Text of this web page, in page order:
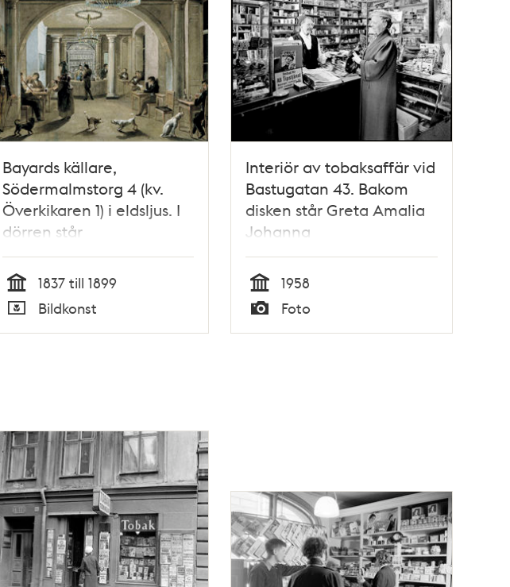
Bayards källare,
Södermalmstorg 4 (kv.
Överkikaren 1) i eldsljus. I
dörren står
tobaksfabrikören Erik
Fohman.
Tid
1837 till 1899
Typ
Bildkonst
Interiör av tobaksaffär vid
Bastugatan 43. Bakom
disken står Greta Amalia
Johanna
Hansdotter/Eriksson.
Tid
1958
Typ
Foto